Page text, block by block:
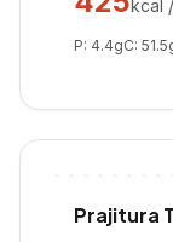
kcal
P: 4.4gC: 51.5
Prajitura